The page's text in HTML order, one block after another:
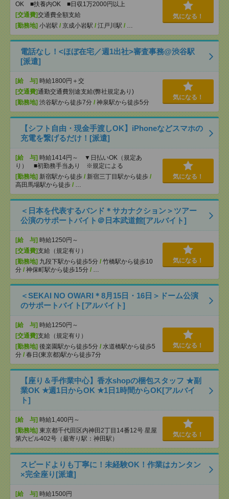
OK ■扶養内OK ■日収1万2000円以上
[交通費]交通費全額支給
[勤務地] 小岩駅 / 京成小岩駅 / 江戸川駅 / …
気になる！
電話なし！<ほぼ在宅／週1出社>審査事務@渋谷駅
[派遣]
[給 与] 時給1800円＋交
[交通費]通勤交通費別途支給(弊社規定あり)
[勤務地] 渋谷駅から徒歩7分 / 神泉駅から徒歩5分
気になる！
【シフト自由・現金手渡しOK】iPhoneなどスマホの
充電を繋げるだけ！[派遣]
[給 与] 時給1414円～ ▼日払いOK（規定あ
り） ■初勤務手当あり ※規定による
[勤務地] 新宿駅から徒歩 / 新宿三丁目駅から徒歩 /
高田馬場駅から徒歩 / …
気になる！
＜日本を代表するバンド＊サカナクション＞ツアー
公演のサポートバイト＠日本武道館[アルバイト]
[給 与] 時給1250円～
[交通費]支給（規定有り）
[勤務地] 九段下駅から徒歩5分 / 竹橋駅から徒歩10
分 / 神保町駅から徒歩15分 / …
気になる！
＜SEKAI NO OWARI＊8月15日・16日＞ドーム公演
のサポートバイト[アルバイト]
[給 与] 時給1250円～
[交通費]支給（規定有り）
[勤務地] 後楽園駅から徒歩5分 / 水道橋駅から徒歩5
分 / 春日(東京都)駅から徒歩7分
気になる！
【座り＆手作業中心】香水shopの梱包スタッフ ★副
業OK ★週1日からOK ★1日1時間からOK[アルバイ
ト]
[給 与] 時給1,400円～
[勤務地] 東京都千代田区内神田2丁目14番12号 星屋
第六ビル402号（最寄り駅：神田駅）
気になる！
スピードよりも丁寧に！未経験OK！作業はカンタン
×完全座り[派遣]
[給 与] 時給1500円